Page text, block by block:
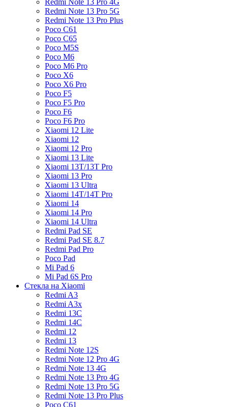
Redmi Note 13 Pro 5G
Redmi Note 13 Pro Plus
Poco C61
Poco C65
Poco M5S
Poco M6
Poco M6 Pro
Poco X6
Poco X6 Pro
Poco F5
Poco F5 Pro
Poco F6
Poco F6 Pro
Xiaomi 12 Lite
Xiaomi 12
Xiaomi 12 Pro
Xiaomi 13 Lite
Xiaomi 13T/13T Pro
Xiaomi 13 Pro
Xiaomi 13 Ultra
Xiaomi 14T/14T Pro
Xiaomi 14
Xiaomi 14 Pro
Xiaomi 14 Ultra
Redmi Pad SE
Redmi Pad SE 8.7
Redmi Pad Pro
Poco Pad
Mi Pad 6
Mi Pad 6S Pro
Стекла на Xiaomi
Redmi A3
Redmi A3x
Redmi 13C
Redmi 14C
Redmi 12
Redmi 13
Redmi Note 12S
Redmi Note 12 Pro 4G
Redmi Note 13 4G
Redmi Note 13 Pro 4G
Redmi Note 13 Pro 5G
Redmi Note 13 Pro Plus
Poco C61